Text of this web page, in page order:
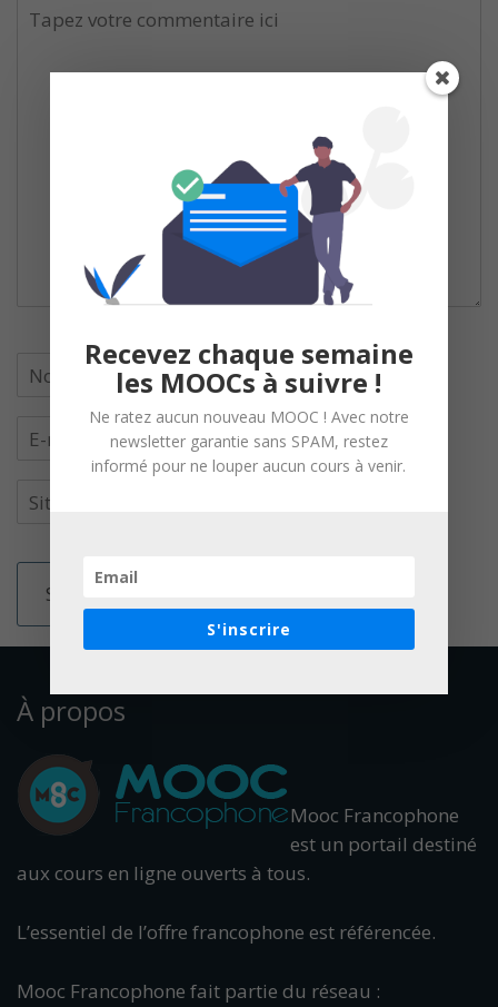
À propos
Mooc Francophone
est un portail destiné
aux cours en ligne ouverts à tous.
L’essentiel de l’offre francophone est référencée.
Mooc Francophone fait partie du réseau :
Recevez chaque semaine
les MOOCs à suivre !
Ne ratez aucun nouveau MOOC ! Avec notre
newsletter garantie sans SPAM, restez
informé pour ne louper aucun cours à venir.
S'inscrire